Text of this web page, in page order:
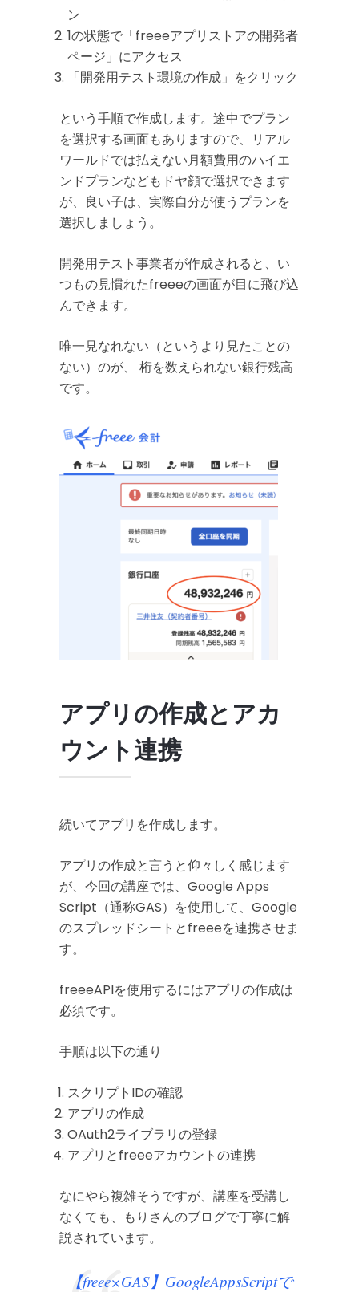
ン
1の状態で「freeeアプリストアの開発者
ページ」にアクセス
「開発用テスト環境の作成」をクリック
という手順で作成します。途中でプラン
を選択する画面もありますので、リアル
ワールドでは払えない月額費用のハイエ
ンドプランなどもドヤ顔で選択できます
が、良い子は、実際自分が使うプランを
選択しましょう。
開発用テスト事業者が作成されると、い
つもの見慣れたfreeeの画面が目に飛び込
んできます。
唯一見なれない（というより見たことの
ない）のが、 桁を数えられない銀行残高
です。
アプリの作成とアカ
ウント連携
続いてアプリを作成します。
アプリの作成と言うと仰々しく感じます
が、今回の講座では、Google Apps
Script（通称GAS）を使用して、Google
のスプレッドシートとfreeeを連携させま
す。
freeeAPIを使用するにはアプリの作成は
必須です。
手順は以下の通り
スクリプトIDの確認
アプリの作成
OAuth2ライブラリの登録
アプリとfreeeアカウントの連携
なにやら複雑そうですが、講座を受講し
なくても、もりさんのブログで丁寧に解
説されています。
【freee×GAS】GoogleAppsScriptで